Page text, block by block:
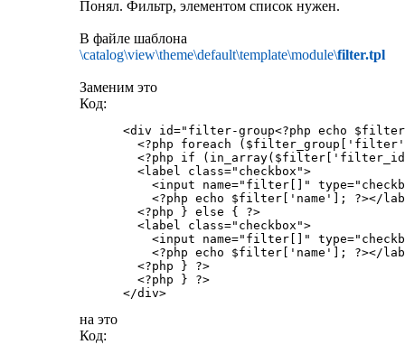
Понял. Фильтр, элементом список нужен.
В файле шаблона
\catalog\view\theme\default\template\module\filter.tpl
Заменим это
Код:
<div id="filter-group<?php echo
<?php foreach
<?php if
        <label class="checkbox">
<input name="filter[]"
<?php echo $filter['name']; ?></
        <?php } else { ?>
        <label class="checkbox">
<input name="filter[]"
<?php echo $filter['name']; ?></
        <?php } ?>
        <?php } ?>
      </div>
на это
Код: